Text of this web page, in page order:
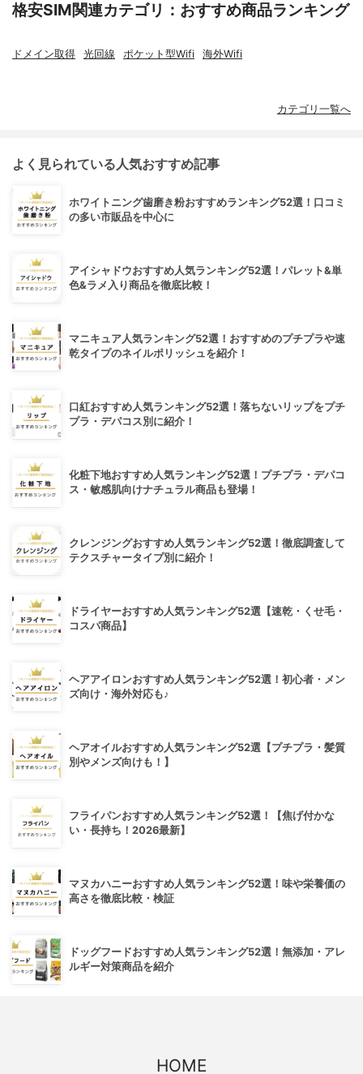
格安SIM関連カテゴリ：おすすめ商品ランキング
ドメイン取得 光回線 ポケット型Wifi 海外Wifi
カテゴリ一覧へ
よく見られている人気おすすめ記事
ホワイトニング歯磨き粉おすすめランキング52選！口コミ
の多い市販品を中心に
アイシャドウおすすめ人気ランキング52選！パレット&単
色&ラメ入り商品を徹底比較！
マニキュア人気ランキング52選！おすすめのプチプラや速
乾タイプのネイルポリッシュを紹介！
口紅おすすめ人気ランキング52選！落ちないリップをプチ
プラ・デパコス別に紹介！
化粧下地おすすめ人気ランキング52選！プチプラ・デパコ
ス・敏感肌向けナチュラル商品も登場！
クレンジングおすすめ人気ランキング52選！徹底調査して
テクスチャータイプ別に紹介！
ドライヤーおすすめ人気ランキング52選【速乾・くせ毛・
コスパ商品】
ヘアアイロンおすすめ人気ランキング52選！初心者・メン
ズ向け・海外対応も♪
ヘアオイルおすすめ人気ランキング52選【プチプラ・髪質
別やメンズ向けも！】
フライパンおすすめ人気ランキング52選！【焦げ付かな
い・長持ち！2026最新】
マヌカハニーおすすめ人気ランキング52選！味や栄養価の
高さを徹底比較・検証
ドッグフードおすすめ人気ランキング52選！無添加・アレ
ルギー対策商品を紹介
HOME